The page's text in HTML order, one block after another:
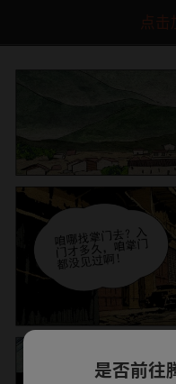
点击
是否前往